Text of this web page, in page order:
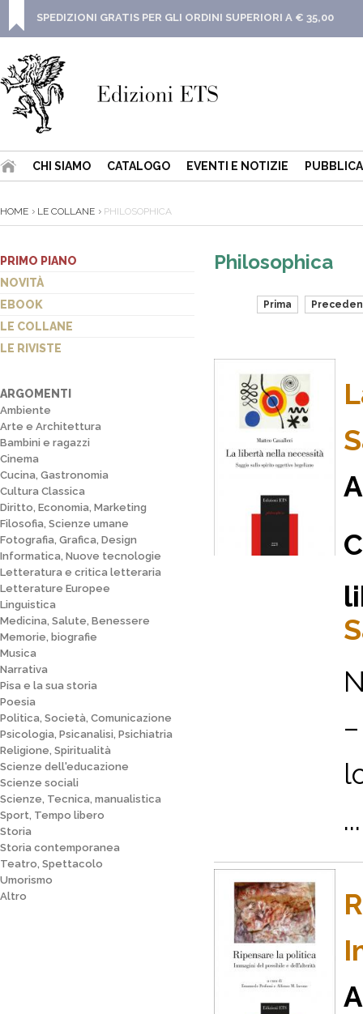
SPEDIZIONI GRATIS PER GLI ORDINI SUPERIORI A € 35,00
CHI SIAMO CATALOGO EVENTI E NOTIZIE
HOME LE COLLANE PHILOSOPHICA
PRIMO PIANO
NOVITÀ
EBOOK
LE COLLANE
LE RIVISTE
ARGOMENTI
Ambiente
Arte e Architettura
Bambini e ragazzi
Cinema
Cucina, Gastronomia
Cultura Classica
Diritto, Economia, Marketing
Filosofia, Scienze umane
Fotografia, Grafica, Design
Informatica, Nuove tecnologie
Letteratura e critica letteraria
Letterature Europee
Linguistica
Medicina, Salute, Benessere
Memorie, biografie
Musica
Narrativa
Pisa e la sua storia
Poesia
Politica, Società, Comunicazione
Psicologia, Psicanalisi, Psichiatria
Religione, Spiritualità
Scienze dell'educazione
Scienze sociali
Scienze, Tecnica, manualistica
Sport, Tempo libero
Storia
Storia contemporanea
Teatro, Spettacolo
Umorismo
Altro
Philosophica
Prima
...